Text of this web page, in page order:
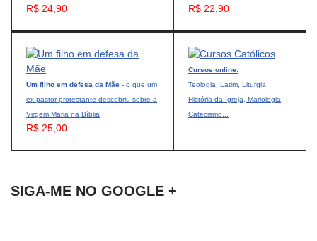
R$ 24,90 R$ 22,90
Um filho em defesa da Mãe - o que um
ex-pastor protestante descobriu sobre a
Virgem Maria na Bíblia
R$ 25,00
Cursos online:
Teologia, Latim, Liturgia,
História da Igreja, Mariologia,
Catecismo...
SIGA-ME NO GOOGLE +